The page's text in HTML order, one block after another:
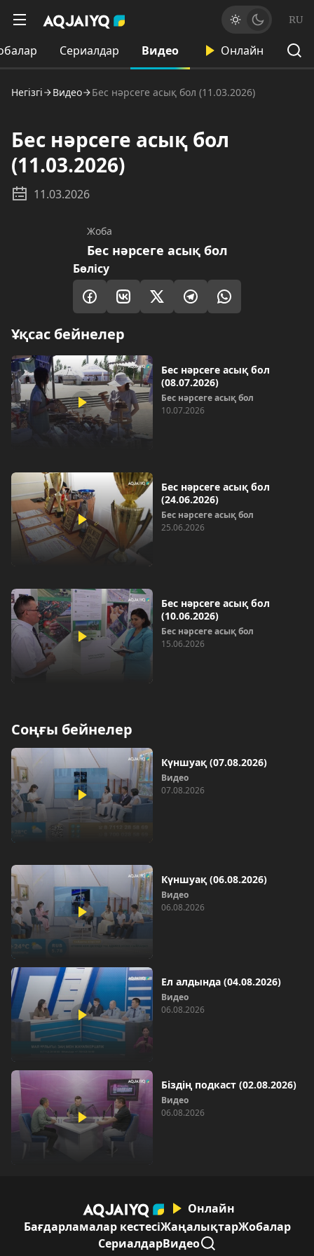
RU
Сериалдар Видео Онлайн
Негізгі Видео Бес нәрсеге асық бол (11.03.2026)
Бес нәрсеге асық бол
(11.03.2026)
11.03.2026
Жоба
Бес нәрсеге асық бол
Бөлісу
Ұқсас бейнелер
Бес нәрсеге асық бол
(08.07.2026)
Бес нәрсеге асық бол
10.07.2026
Бес нәрсеге асық бол
(24.06.2026)
Бес нәрсеге асық бол
25.06.2026
Бес нәрсеге асық бол
(10.06.2026)
Бес нәрсеге асық бол
15.06.2026
Соңғы бейнелер
Күншуақ (07.08.2026)
Видео
07.08.2026
Күншуақ (06.08.2026)
Видео
06.08.2026
Ел алдында (04.08.2026)
Видео
06.08.2026
Біздің подкаст (02.08.2026)
Видео
06.08.2026
Онлайн
Бағдарламалар кестесіЖаңалықтарЖобалар
СериалдарВидео